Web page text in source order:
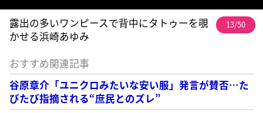
露出の多いワンピースで背中にタトゥーを覗
かせる浜崎あゆみ
13/50
おすすめ関連記事
谷原章介「ユニクロみたいな安い服」発言が賛否…た
びたび指摘される“庶民とのズレ”